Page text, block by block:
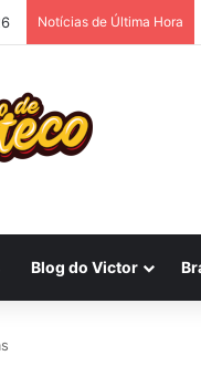
Notícias de Última Hora
Blog do Victor